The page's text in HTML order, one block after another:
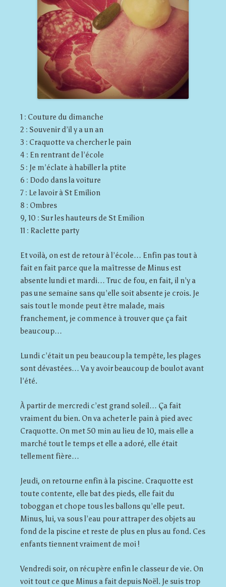
1 : Couture du dimanche
2 : Souvenir d’il y a un an
3 : Craquotte va chercher le pain
4 : En rentrant de l’école
5 : Je m’éclate à habiller la ptite
6 : Dodo dans la voiture
7 : Le lavoir à St Emilion
8 : Ombres
9, 10 : Sur les hauteurs de St Emilion
11 : Raclette party
Et voilà, on est de retour à l’école… Enfin pas tout à
fait en fait parce que la maîtresse de Minus est
absente lundi et mardi… Truc de fou, en fait, il n’y a
pas une semaine sans qu’elle soit absente je crois. Je
sais tout le monde peut être malade, mais
franchement, je commence à trouver que ça fait
beaucoup…
Lundi c’était un peu beaucoup la tempête, les plages
sont dévastées… Va y avoir beaucoup de boulot avant
l’été.
À partir de mercredi c’est grand soleil… Ça fait
vraiment du bien. On va acheter le pain à pied avec
Craquotte. On met 50 min au lieu de 10, mais elle a
marché tout le temps et elle a adoré, elle était
tellement fière…
Jeudi, on retourne enfin à la piscine. Craquotte est
toute contente, elle bat des pieds, elle fait du
toboggan et chope tous les ballons qu’elle peut.
Minus, lui, va sous l’eau pour attraper des objets au
fond de la piscine et reste de plus en plus au fond. Ces
enfants tiennent vraiment de moi !
Vendredi soir, on récupère enfin le classeur de vie. On
voit tout ce que Minus a fait depuis Noël. Je suis trop